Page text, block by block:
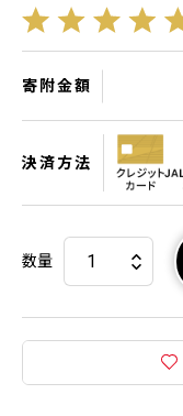
寄附金額
決済方法
数量